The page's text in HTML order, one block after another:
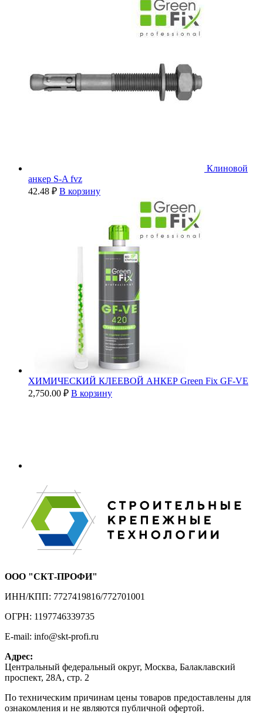
Клиновой
анкер S-A fvz
42.48 ₽ В корзину
ХИМИЧЕСКИЙ КЛЕЕВОЙ АНКЕР Green Fix GF-VE
2,750.00 ₽ В корзину
ООО "СКТ-ПРОФИ"
ИНН/КПП: 7727419816/772701001
ОГРН: 1197746339735
E-mail: info@skt-profi.ru
Адрес:
Центральный федеральный округ, Москва, Балаклавский
проспект, 28А, стр. 2
По техническим причинам цены товаров предоставлены для
ознакомления и не являются публичной офертой.